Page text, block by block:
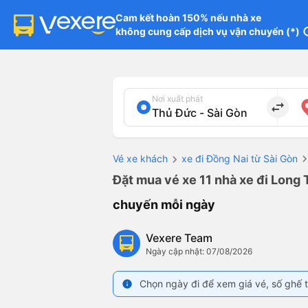
Cam kết hoàn 150% nếu nhà xe
không cung cấp dịch vụ vận chuyển (*)
Nơi xuất phát
import_export
Vé xe khách xe đi Đồng Nai từ Sài Gòn
Đặt mua vé xe 11 nhà xe đi
chuyến mỗi ngày
Vexere Team
Ngày cập nhật: 07/08/2026
info Chọn ngày đi để xem giá vé, số